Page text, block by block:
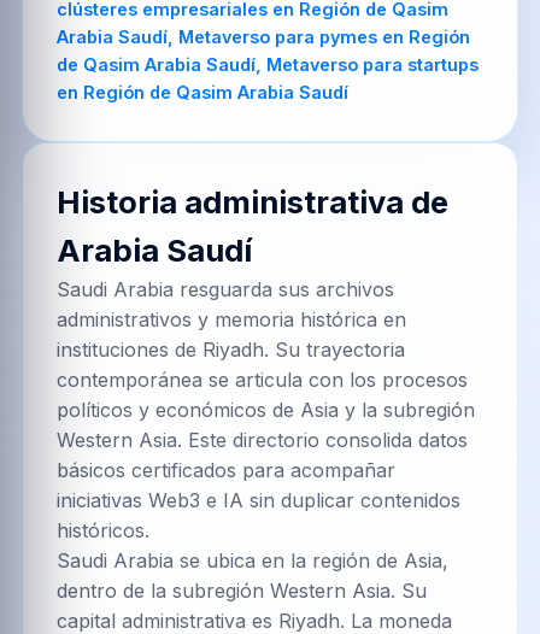
Historia administrativa de
Arabia Saudí
Saudi Arabia resguarda sus archivos
administrativos y memoria histórica en
instituciones de Riyadh. Su trayectoria
contemporánea se articula con los procesos
políticos y económicos de Asia y la subregión
Western Asia. Este directorio consolida datos
básicos certificados para acompañar
iniciativas Web3 e IA sin duplicar contenidos
históricos.
Saudi Arabia se ubica en la región de Asia,
dentro de la subregión Western Asia. Su
capital administrativa es Riyadh. La moneda